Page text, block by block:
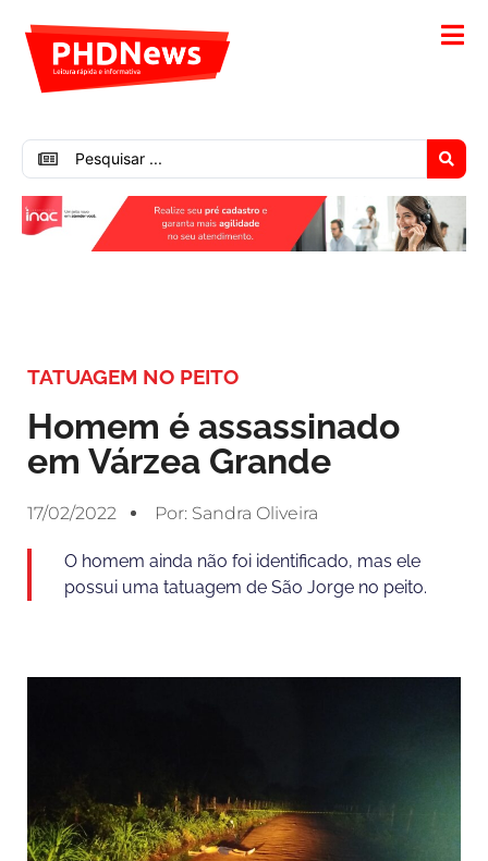
TATUAGEM NO PEITO
Homem é assassinado
em Várzea Grande
17/02/2022 Por: Sandra Oliveira
O homem ainda não foi identificado, mas ele
possui uma tatuagem de São Jorge no peito.